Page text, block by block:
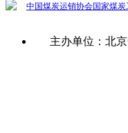
中国煤炭运销协会国家煤炭
主办单位：北